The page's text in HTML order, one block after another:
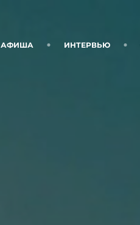
АФИША ИНТЕРВЬЮ